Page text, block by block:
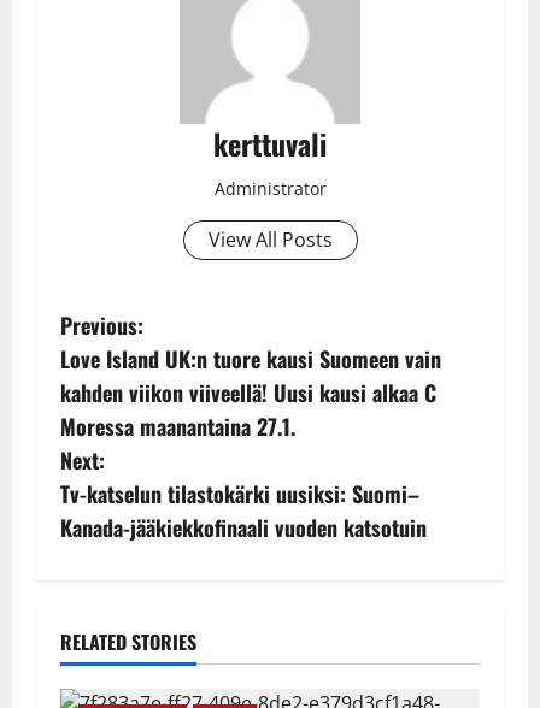
kerttuvali
Administrator
View All Posts
P
o
s
t
n
v
i
Previous:
Love Island UK:n tuore kausi Suomeen vain
kahden viikon viiveellä! Uusi kausi alkaa C
Moressa maanantaina 27.1.
Next:
Tv-katselun tilastokärki uusiksi: Suomi–
Kanada-jääkiekkofinaali vuoden katsotuin
RELATED STORIES